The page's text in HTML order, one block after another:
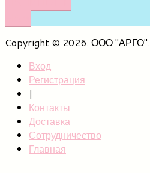
Copyright © 2026. ООО "АРГО".
Вход
Регистрация
|
Контакты
Доставка
Сотрудничество
Главная